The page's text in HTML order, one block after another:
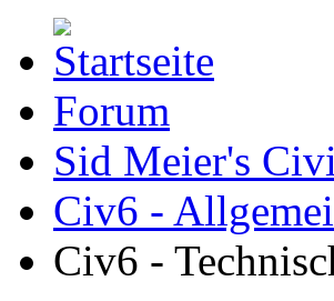
Forum
Sid Meier's
Civ6 -
Civ6 -